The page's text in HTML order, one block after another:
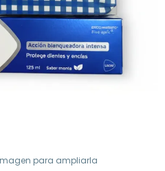
para ampliarla